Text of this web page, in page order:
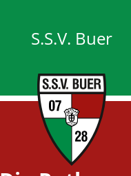
S.S.V. Buer